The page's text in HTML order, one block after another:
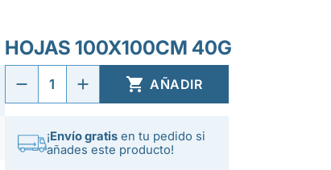
100X100CM 40G
 AÑADIR
¡Envío gratisen tu pedido si
añades este producto!